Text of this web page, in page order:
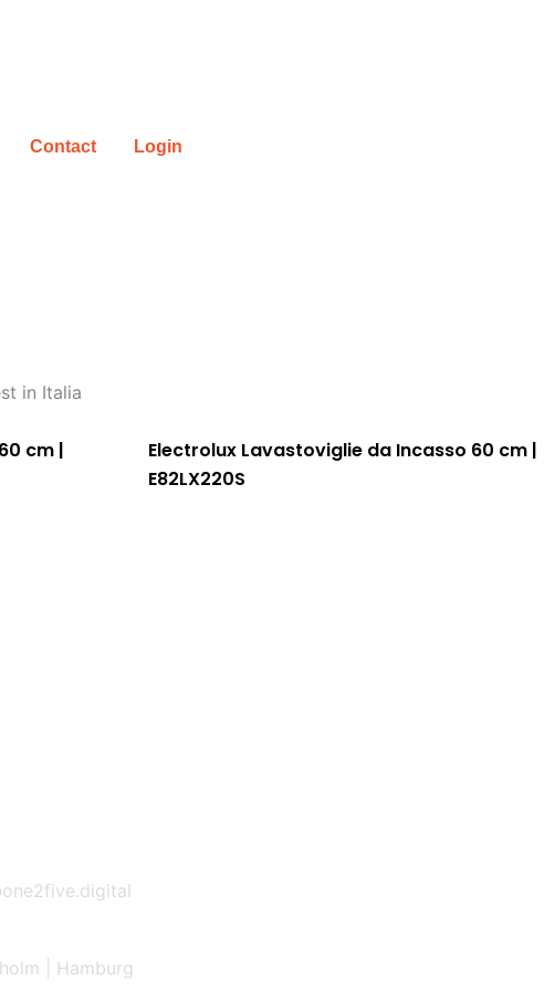
Contact Login
in Italia
cm |
Electrolux Lavastoviglie da Incasso 60 cm |
E82LX220S
| Hamburg